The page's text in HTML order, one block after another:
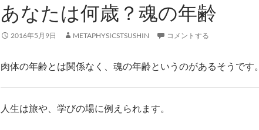
あなたは何歳？魂の年齢
2016年5月9日 METAPHYSICSTSUSHIN コメントする
肉体の年齢とは関係なく、魂の年齢というのがあるそうです。
人生は旅や、学びの場に例えられます。